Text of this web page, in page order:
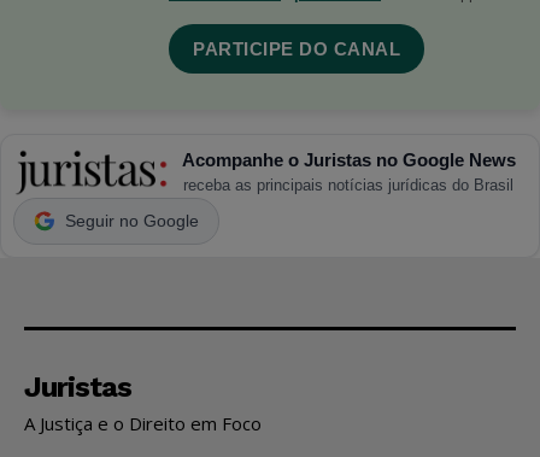
PARTICIPE DO CANAL
Acompanhe o Juristas no Google News
receba as principais notícias jurídicas do Brasil
Seguir no Google
Juristas
A Justiça e o Direito em Foco